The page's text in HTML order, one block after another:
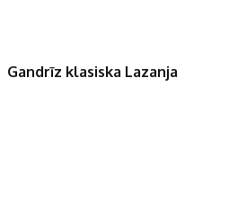
Gandrīz klasiska Lazanja